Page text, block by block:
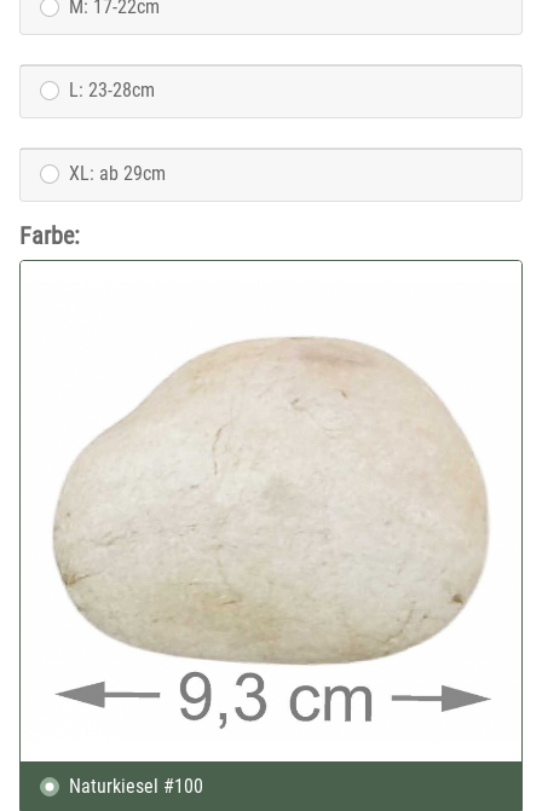
M: 17-22cm
L: 23-28cm
XL: ab 29cm
Farbe:
Naturkiesel #100